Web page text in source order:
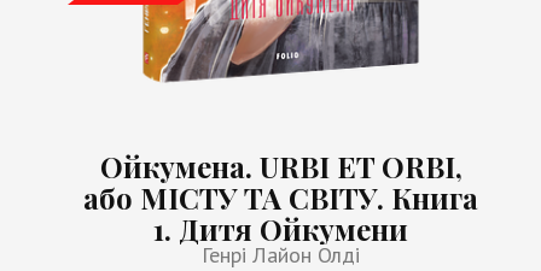
Ойкумена. URBI ET ORBI,
або МІСТУ ТА СВІТУ. Книга
1. Дитя Ойкумени
Генрі Лайон Олді